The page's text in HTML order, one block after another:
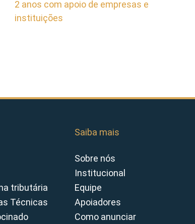
2 anos com apoio de empresas e
instituições
tributária
Técnicas
Saiba mais
Sobre nós
Institucional
Equipe
Apoiadores
Como anunciar